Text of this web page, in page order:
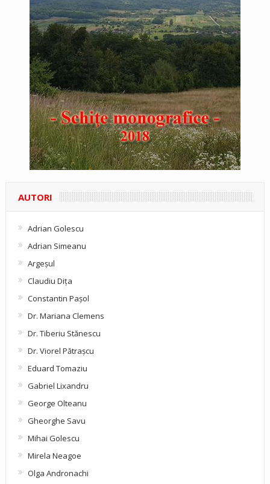
AUTORI
Adrian Golescu
Adrian Simeanu
Argeşul
Claudiu Diţa
Constantin Pașol
Dr. Mariana Clemens
Dr. Tiberiu Stănescu
Dr. Viorel Pătraşcu
Eduard Tomaziu
Gabriel Lixandru
George Olteanu
Gheorghe Savu
Mihai Golescu
Mirela Neagoe
Olga Andronachi